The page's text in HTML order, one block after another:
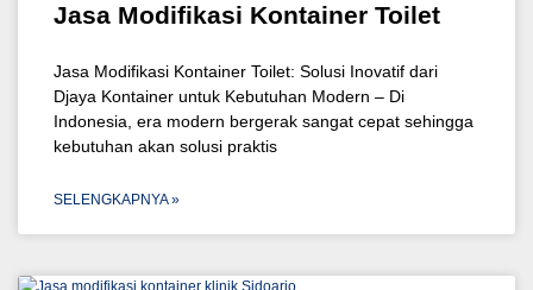
Jasa Modifikasi Kontainer Toilet
Jasa Modifikasi Kontainer Toilet: Solusi Inovatif dari
Djaya Kontainer untuk Kebutuhan Modern – Di
Indonesia, era modern bergerak sangat cepat sehingga
kebutuhan akan solusi praktis
SELENGKAPNYA »